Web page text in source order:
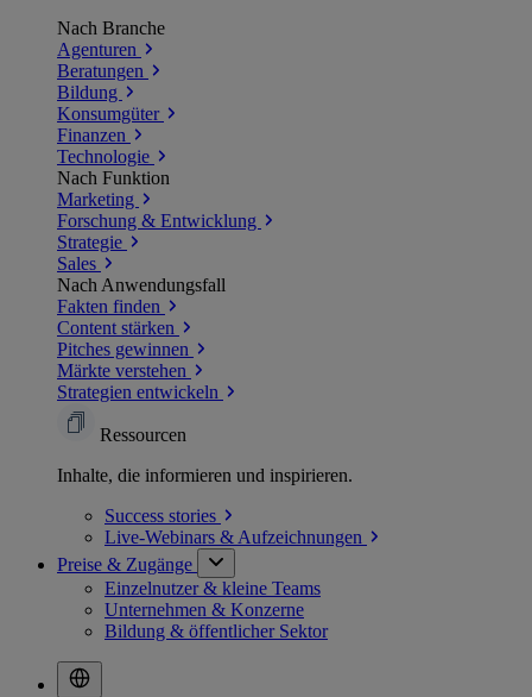
Nach Branche
Agenturen
Beratungen
Bildung
Konsumgüter
Finanzen
Technologie
Nach Funktion
Marketing
Forschung & Entwicklung
Strategie
Sales
Nach Anwendungsfall
Fakten finden
Content stärken
Pitches gewinnen
Märkte verstehen
Strategien entwickeln
Ressourcen
Inhalte, die informieren und inspirieren.
Success stories
Live-Webinars & Aufzeichnungen
Preise & Zugänge
Einzelnutzer & kleine Teams
Unternehmen & Konzerne
Bildung & öffentlicher Sektor